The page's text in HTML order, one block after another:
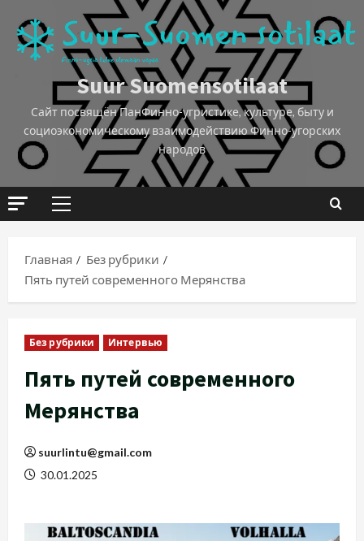
Suur Suomensotilaat
Сайт посвящён ПанФинно-угристике, культуре, быту и
социоэкономическому взаимодействию Финно-угорских
народов
Главная
Без рубрики
Пять путей современного Мерянства
Без рубрики Интервью
Пять путей современного
Мерянства
suurlintu@gmail.com
30.01.2025